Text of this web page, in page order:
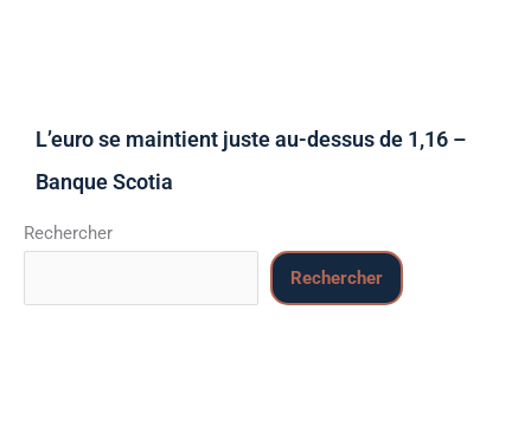
L’euro se maintient juste au-dessus de 1,16 –
Banque Scotia
Rechercher
Rechercher